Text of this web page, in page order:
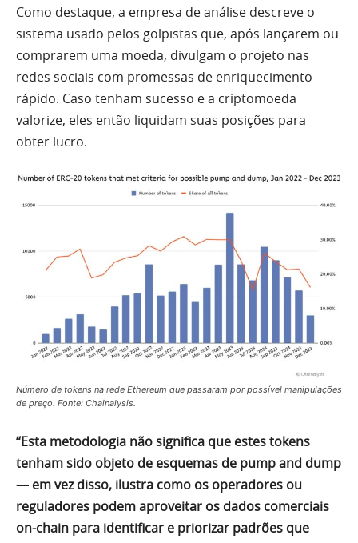
Como destaque, a empresa de análise descreve o
sistema usado pelos golpistas que, após lançarem ou
comprarem uma moeda, divulgam o projeto nas
redes sociais com promessas de enriquecimento
rápido. Caso tenham sucesso e a criptomoeda
valorize, eles então liquidam suas posições para
obter lucro.
Número de tokens na rede Ethereum que passaram por possível manipulações
de preço. Fonte: Chainalysis.
“Esta metodologia não significa que estes tokens
tenham sido objeto de esquemas de pump and dump
— em vez disso, ilustra como os operadores ou
reguladores podem aproveitar os dados comerciais
on-chain para identificar e priorizar padrões que